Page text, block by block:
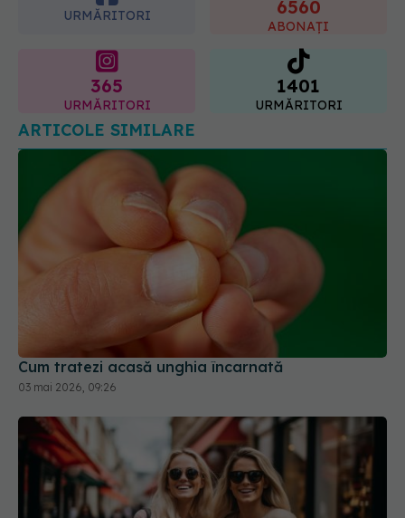
365 1401
URMĂRITORI
ARTICOLE SIMILARE
Cum tratezi acasă unghia încarnată